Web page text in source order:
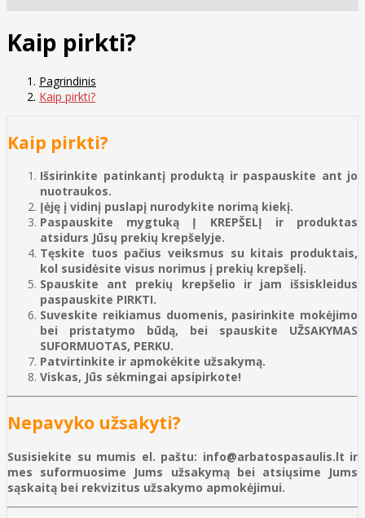
Kaip pirkti?
Pagrindinis
Kaip pirkti?
Kaip pirkti?
Išsirinkite patinkantį produktą ir paspauskite ant jo
nuotraukos.
Įėję į vidinį puslapį nurodykite norimą kiekį.
Paspauskite mygtuką Į KREPŠELĮ ir produktas
atsidurs Jūsų prekių krepšelyje.
Tęskite tuos pačius veiksmus su kitais produktais,
kol susidėsite visus norimus į prekių krepšelį.
Spauskite ant prekių krepšelio ir jam išsiskleidus
paspauskite PIRKTI.
Suveskite reikiamus duomenis, pasirinkite mokėjimo
bei pristatymo būdą, bei spauskite UŽSAKYMAS
SUFORMUOTAS, PERKU.
Patvirtinkite ir apmokėkite užsakymą.
Viskas, Jūs sėkmingai apsipirkote!
Nepavyko užsakyti?
Susisiekite su mumis el. paštu: info@arbatospasaulis.lt ir
mes suformuosime Jums užsakymą bei atsiųsime Jums
sąskaitą bei rekvizitus užsakymo apmokėjimui.